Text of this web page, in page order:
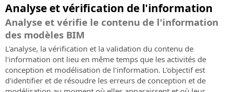
Analyse et vérification de l'information
Analyse et vérifie le contenu de l'information
des modèles BIM
L'analyse, la vérification et la validation du contenu de
l'information ont lieu en même temps que les activités de
conception et modélisation de l'information. L'objectif est
d'identifier et de résoudre les erreurs de conception et de